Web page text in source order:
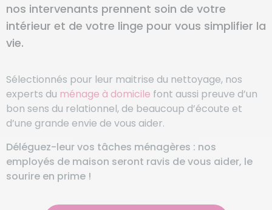
nos intervenants prennent soin de votre
intérieur et de votre linge pour vous simplifier la
vie.
Sélectionnés pour leur maitrise du nettoyage, nos
experts du ménage à domicile font aussi preuve d’un
bon sens du relationnel, de beaucoup d’écoute et
d’une grande envie de vous aider.
Déléguez-leur vos tâches ménagères : nos
employés de maison seront ravis de vous aider, le
sourire en prime !